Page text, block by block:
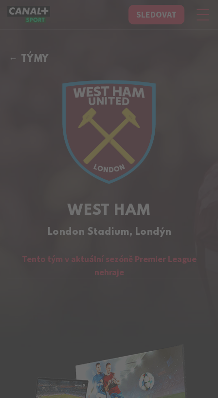
CANAL+ Sport SLEDOVAT
TÝMY
WEST HAM
London Stadium, Londýn
Tento tým v aktuální sezóně Premier League
nehraje